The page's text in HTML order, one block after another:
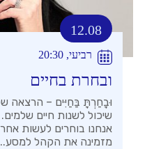
12.08
רביעי, 20:30
ובחרת בחיים
וּבָחַרְתָּ בַּחַיִּים – הרצאה
שיכול לשנות חיים
אנחנו בוחרים לעשות
מזמינה את הקהל